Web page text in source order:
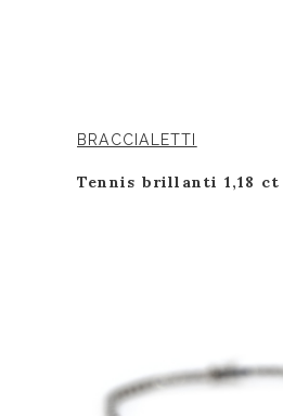
BRACCIALETTI
Tennis brillanti 1,18 ct